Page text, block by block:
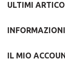
ULTIMI
INFORMAZIONI
IL MIO